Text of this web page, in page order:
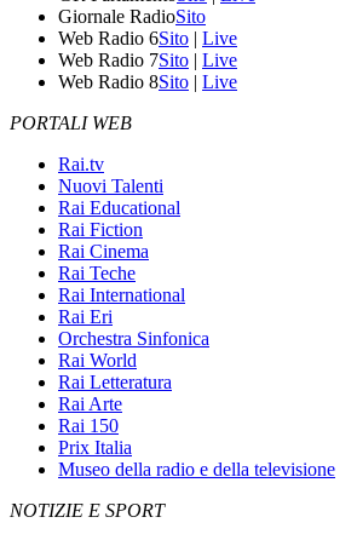
Giornale RadioSito
Web Radio 6Sito | Live
Web Radio 7Sito | Live
Web Radio 8Sito | Live
PORTALI WEB
Rai.tv
Nuovi Talenti
Rai Educational
Rai Fiction
Rai Cinema
Rai Teche
Rai International
Rai Eri
Orchestra Sinfonica
Rai World
Rai Letteratura
Rai Arte
Rai 150
Prix Italia
Museo della radio e della televisione
NOTIZIE E SPORT